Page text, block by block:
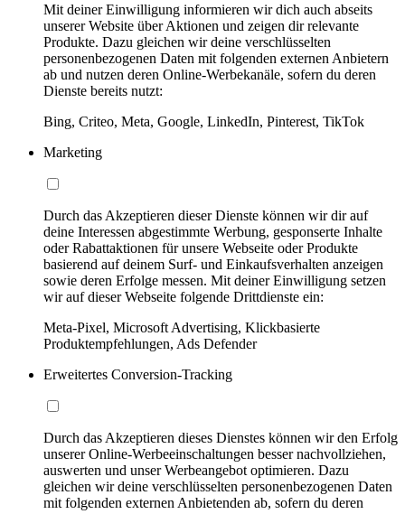
Mit deiner Einwilligung informieren wir dich auch abseits
unserer Website über Aktionen und zeigen dir relevante
Produkte. Dazu gleichen wir deine verschlüsselten
personenbezogenen Daten mit folgenden externen Anbietern
ab und nutzen deren Online-Werbekanäle, sofern du deren
Dienste bereits nutzt:
Bing, Criteo, Meta, Google, LinkedIn, Pinterest, TikTok
Marketing
Durch das Akzeptieren dieser Dienste können wir dir auf
deine Interessen abgestimmte Werbung, gesponserte Inhalte
oder Rabattaktionen für unsere Webseite oder Produkte
basierend auf deinem Surf- und Einkaufsverhalten anzeigen
sowie deren Erfolge messen. Mit deiner Einwilligung setzen
wir auf dieser Webseite folgende Drittdienste ein:
Meta-Pixel, Microsoft Advertising, Klickbasierte
Produktempfehlungen, Ads Defender
Erweitertes Conversion-Tracking
Durch das Akzeptieren dieses Dienstes können wir den Erfolg
unserer Online-Werbeeinschaltungen besser nachvollziehen,
auswerten und unser Werbeangebot optimieren. Dazu
gleichen wir deine verschlüsselten personenbezogenen Daten
mit folgenden externen Anbietenden ab, sofern du deren